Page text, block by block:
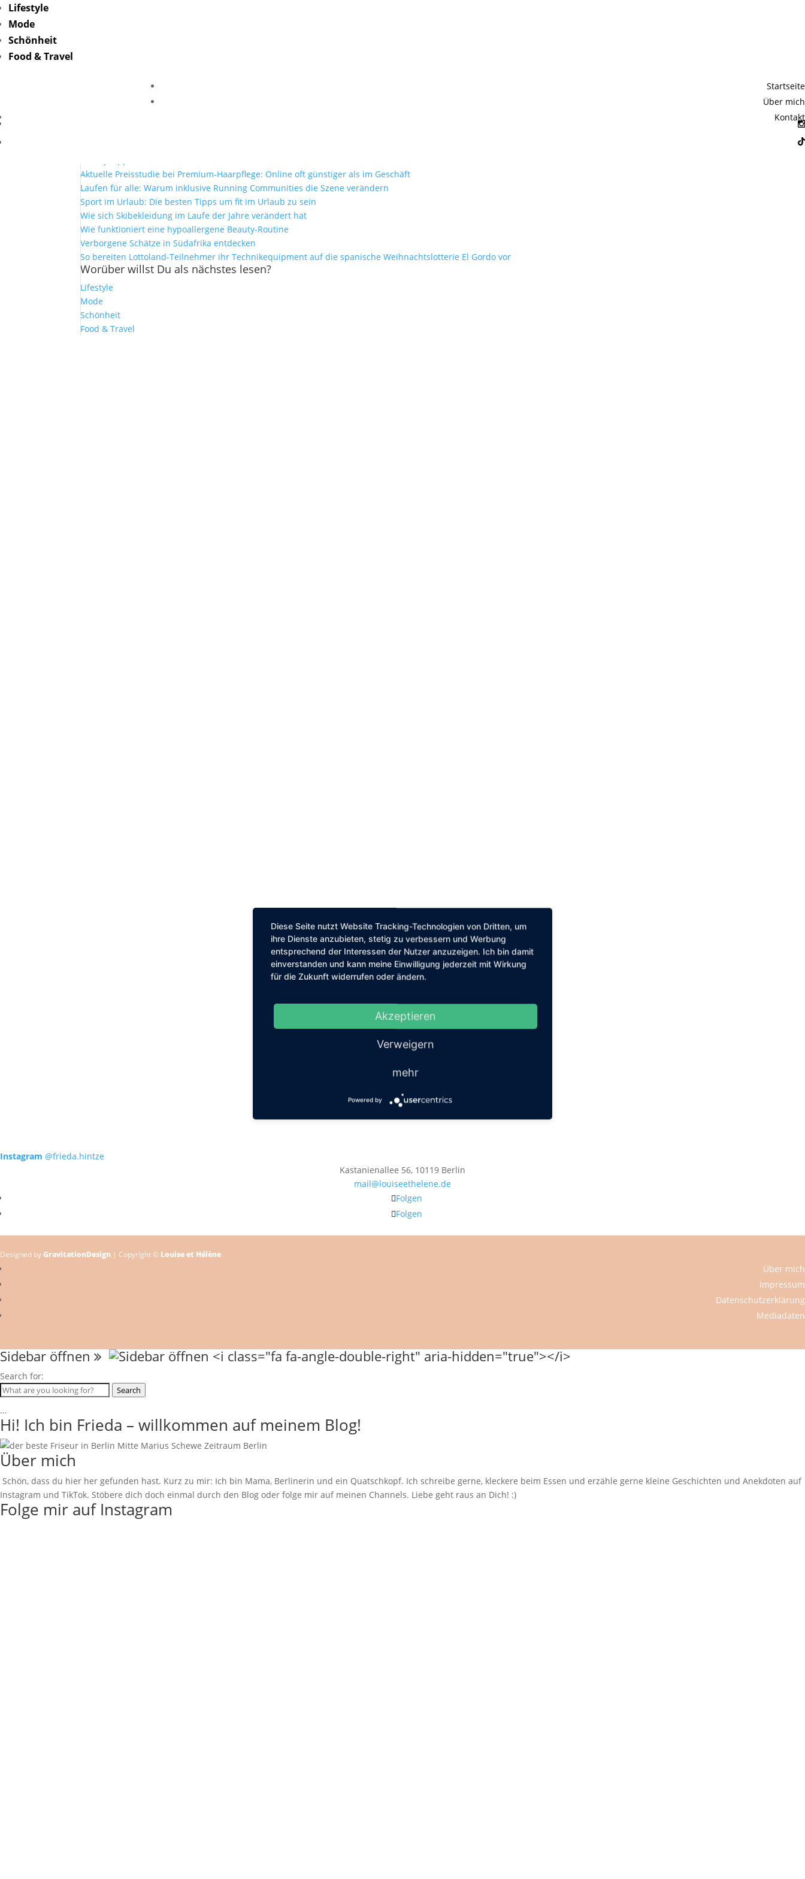
Lifestyle
Mode
Schönheit
Food & Travel
Startseite
Über mich
Kontakt
Aktuelle Preisstudie bei Premium-Haarpflege: Online oft günstiger als im Geschäft
Laufen für alle: Warum inklusive Running Communities die Szene verändern
Sport im Urlaub: Die besten Tipps um fit im Urlaub zu sein
Wie sich Skibekleidung im Laufe der Jahre verändert hat
Wie funktioniert eine hypoallergene Beauty-Routine
Verborgene Schätze in Südafrika entdecken
So bereiten Lottoland-Teilnehmer ihr Technikequipment auf die spanische Weihnachtslotterie El Gordo vor
Worüber willst Du als nächstes lesen?
Lifestyle
Mode
Schönheit
Food & Travel
Instagram @frieda.hintze
Kastanienallee 56, 10119 Berlin
mail@louiseethelene.de
Folgen
Folgen
Designed byGravitationDesign | Copyright © Louise et Hélène
Über mich
Impressum
Datenschutzerklärung
Mediadaten
Sidebar öffnen
Search for:
Search
...
Hi! Ich bin Frieda – willkommen auf meinem Blog!
Über mich
Schön, dass du hier her gefunden hast. Kurz zu mir: Ich bin Mama, Berlinerin und ein Quatschkopf. Ich schreibe gerne, kleckere beim Essen und erzähle gerne kleine Geschichten und Anekdoten auf
Instagram und TikTok. Stöbere dich doch einmal durch den Blog oder folge mir auf meinen Channels. Liebe geht raus an Dich! :)
Folge mir auf Instagram
Diese Seite nutzt Website Tracking-Technologien von Dritten, um
ihre Dienste anzubieten, stetig zu verbessern und Werbung
entsprechend der Interessen der Nutzer anzuzeigen. Ich bin damit
einverstanden und kann meine Einwilligung jederzeit mit Wirkung
für die Zukunft widerrufen oder ändern.
Akzeptieren
Verweigern
mehr
Powered by